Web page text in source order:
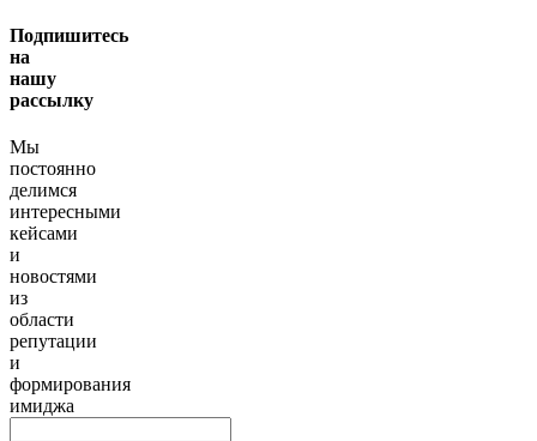
Подпишитесь
на
нашу
рассылку
Мы
постоянно
делимся
интересными
кейсами
и
новостями
из
области
репутации
и
формирования
имиджа